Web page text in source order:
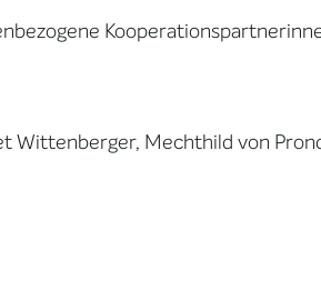
Wittenberger, Mechthild von